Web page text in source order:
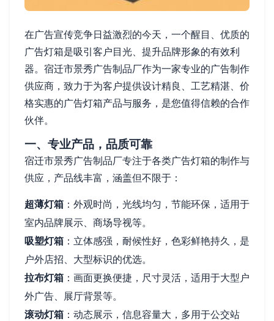
在广告宣传竞争日益激烈的今天，一个醒目、优质的
广告灯箱是吸引客户目光、提升品牌形象的有效利
器。宿迁市景秀广告制品厂作为一家专业的广告制作
供应商，致力于为客户提供设计精良、工艺精湛、价
格实惠的广告灯箱产品与服务，是您值得信赖的合作
伙伴。
一、专业产品，品质可靠
宿迁市景秀广告制品厂专注于各类广告灯箱的制作与
供应，产品线丰富，涵盖但不限于：
超薄灯箱 ：外观时尚，光线均匀，节能环保，适用于
室内品牌展示、商场导视等。
吸塑灯箱 ：立体感强，耐候性好，色彩鲜艳持久，是
户外店招、大型标识的优选。
拉布灯箱 ：画面更换便捷，尺寸灵活，适用于大型户
外广告、展厅背景等。
滚动灯箱 ：动态展示，信息容量大，多用于公交站